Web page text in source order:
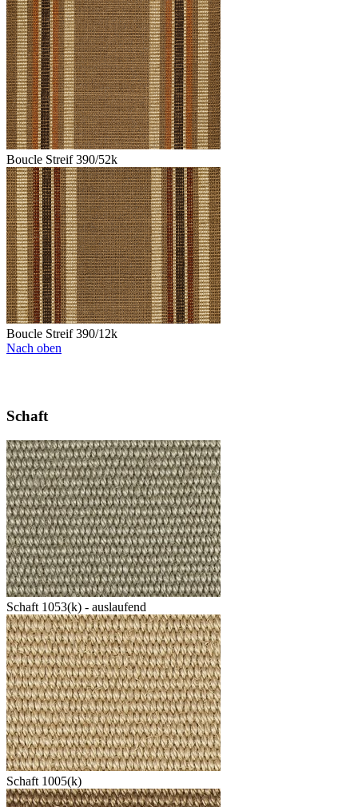
Boucle Streif 390/52k
Boucle Streif 390/12k
Nach oben
Schaft
Schaft 1053(k) - auslaufend
Schaft 1005(k)